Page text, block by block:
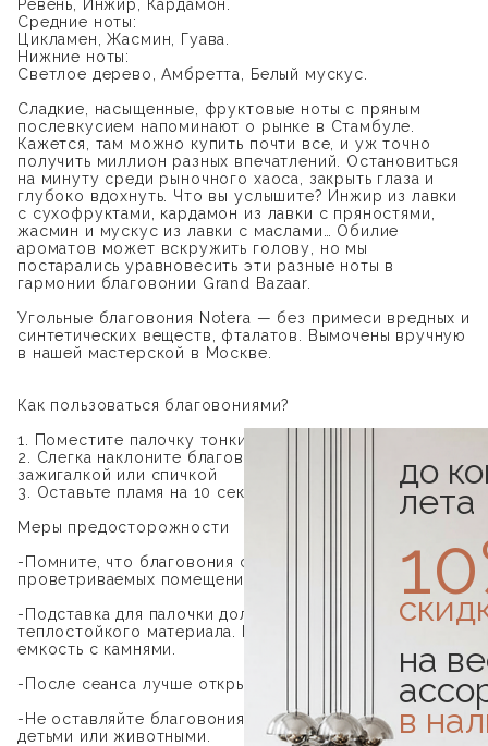
Ревень, Инжир, Кардамон.
Средние ноты:
Цикламен, Жасмин, Гуава.
Нижние ноты:
Светлое дерево, Амбретта, Белый мускус.
Сладкие, насыщенные, фруктовые ноты с пряным
послевкусием напоминают о рынке в Стамбуле.
Кажется, там можно купить почти все, и уж точно
получить миллион разных впечатлений. Остановиться
на минуту среди рыночного хаоса, закрыть глаза и
глубоко вдохнуть. Что вы услышите? Инжир из лавки
с сухофруктами, кардамон из лавки с пряностями,
жасмин и мускус из лавки с маслами… Обилие
ароматов может вскружить голову, но мы
постарались уравновесить эти разные ноты в
гармонии благовонии Grand Bazaar.
Угольные благовония Notera — без примеси вредных и
синтетических веществ, фталатов. Вымочены вручную
в нашей мастерской в Москве.
Как пользоваться благовониями?
1. Поместите палочку тонким краем в подставку
2. Слегка наклоните благовоние и подожгите кончик
зажигалкой или спичкой
3. Оставьте пламя на 10 секунд, затем потушите
Меры предосторожности
-Помните, что благовония стоит зажигать только в
проветриваемых помещениях.
-Подставка для палочки должна быть из
теплостойкого материала. Можно использовать
емкость с камнями.
-После сеанса лучше открыть окна.
-Не оставляйте благовония горящими в помещениях с
детьми или животными.
до
лета
на
в